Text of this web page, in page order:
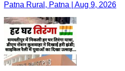
Patna Rural, Patna | Aug 9, 2026